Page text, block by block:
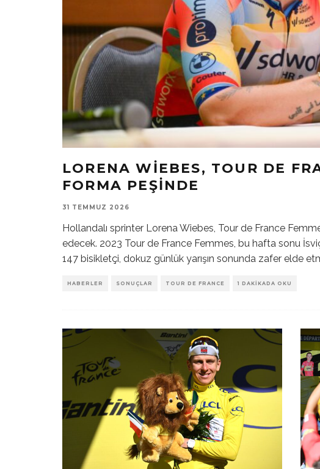
LORENA WIEBES, TOUR DE
FORMA PEŞINDE
31 TEMMUZ 2026
Hollandalı sprinter Lorena Wiebes, Tour de France
edecek. 2023 Tour de France Femmes, bu hafta sonu
147 bisikletçi, dokuz günlük yarışın sonunda zafer elde
HABERLER SONUÇLAR TOUR DE FRANCE 1 DAKIKADA OKU